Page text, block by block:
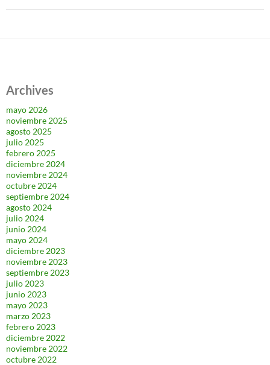
Archives
mayo 2026
noviembre 2025
agosto 2025
julio 2025
febrero 2025
diciembre 2024
noviembre 2024
octubre 2024
septiembre 2024
agosto 2024
julio 2024
junio 2024
mayo 2024
diciembre 2023
noviembre 2023
septiembre 2023
julio 2023
junio 2023
mayo 2023
marzo 2023
febrero 2023
diciembre 2022
noviembre 2022
octubre 2022